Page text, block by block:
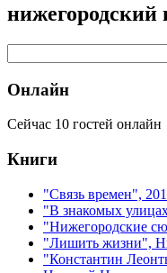
нижегородский
Онлайн
Сейчас 10 гостей онлайн
Книги
"Связь времен",
"В знакомых
"Нижегородские
"Лишить жизни",
"Константин